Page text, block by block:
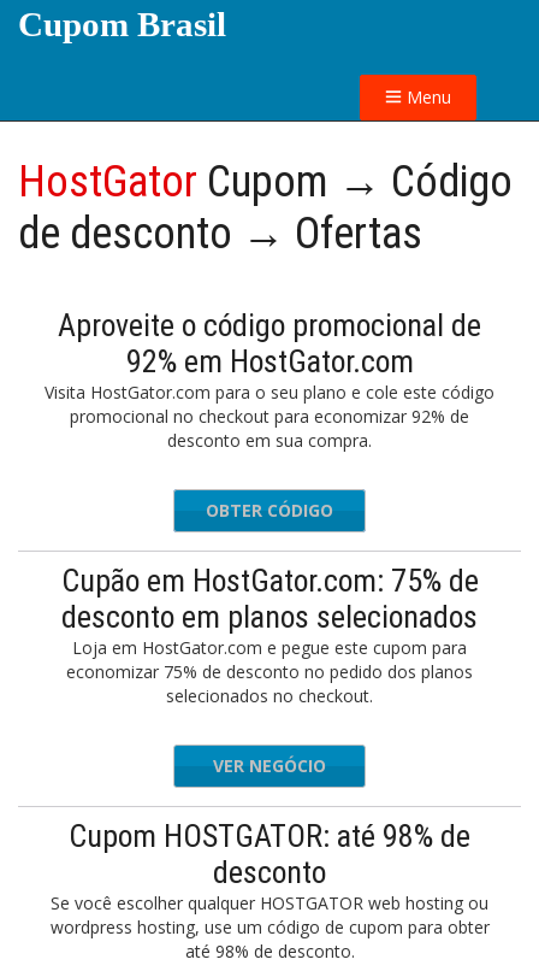
Cupom Brasil
Menu
HostGator Cupom → Código
de desconto → Ofertas
Aproveite o código promocional de
92% em HostGator.com
Visita HostGator.com para o seu plano e cole este código
promocional no checkout para economizar 92% de
desconto em sua compra.
VE92
OBTER CÓDIGO
Cupão em HostGator.com: 75% de
desconto em planos selecionados
Loja em HostGator.com e pegue este cupom para
economizar 75% de desconto no pedido dos planos
selecionados no checkout.
VER NEGÓCIO
Cupom HOSTGATOR: até 98% de
desconto
Se você escolher qualquer HOSTGATOR web hosting ou
wordpress hosting, use um código de cupom para obter
até 98% de desconto.